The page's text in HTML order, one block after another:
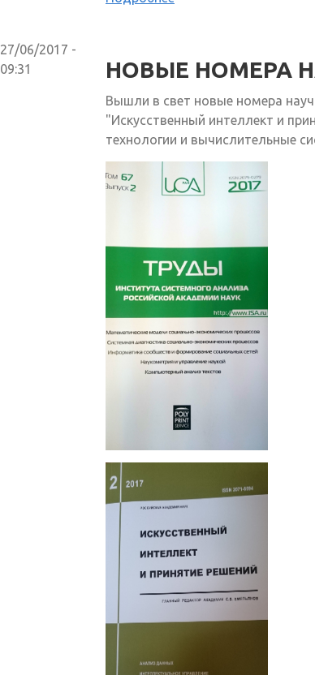
27/06/2017 -
09:31
НОВЫЕ НОМЕРА
Вышли в свет новые номера
"Искусственный интеллект и
технологии и вычислительные